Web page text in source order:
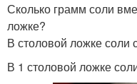
Сколько грамм соли
ложке?
В столовой ложке соли
В 1 столовой ложке